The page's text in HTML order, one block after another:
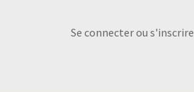
Se connecter ou s'inscrire